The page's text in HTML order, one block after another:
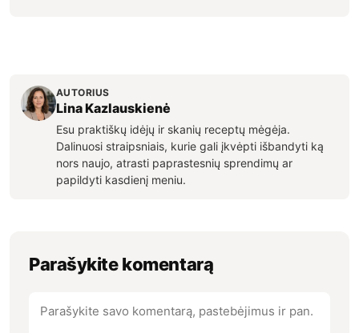
AUTORIUS
Lina Kazlauskienė
Esu praktiškų idėjų ir skanių receptų mėgėja.
Dalinuosi straipsniais, kurie gali įkvėpti išbandyti ką
nors naujo, atrasti paprastesnių sprendimų ar
papildyti kasdienį meniu.
Parašykite komentarą